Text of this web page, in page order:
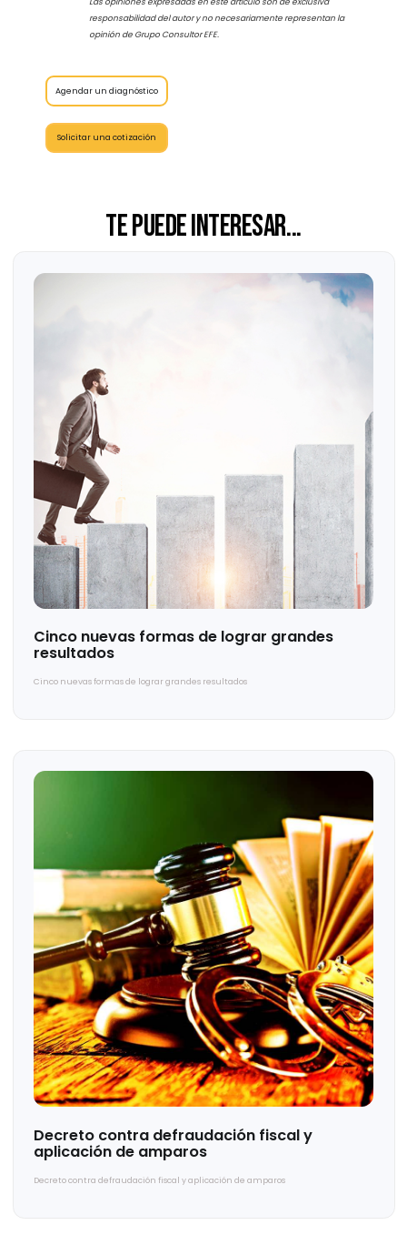
pagaderas por el arrendador
Plazo y vigencia
mantener soportes documentales que reflejen la realidad
económica de las operaciones son indispensables para probar la
validez de un servicio o de una operación intercompañía y
mitigar cualquier riesgo que pudiera ocasionar la falta de
contamos con más de 1,000 clientes nos respaldan. Somos la
Firma de confianza para aquellos empresarios que se han
Si requiere asesoría en esta materia, lo invitamos a conocer
Las opiniones expresadas en este artículo son de exclusiva
opinión de Grupo Consultor EFE.
Agendar un diagnóstico
Solicitar una cotización
Te puede interesar...
Cinco nuevas formas de lograr grandes
resultados
Cinco nuevas formas de lograr grandes resultados